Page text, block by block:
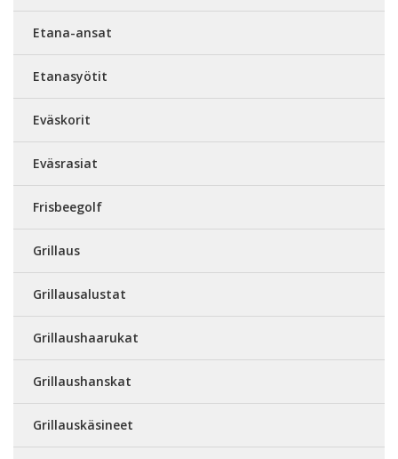
Etana-ansat
Etanasyötit
Eväskorit
Eväsrasiat
Frisbeegolf
Grillaus
Grillausalustat
Grillaushaarukat
Grillaushanskat
Grillauskäsineet